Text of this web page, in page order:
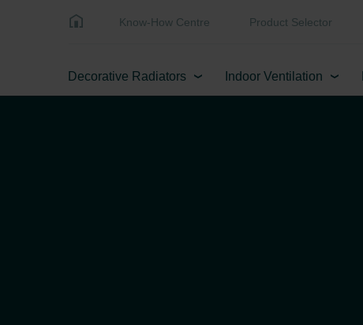
Know-How Centre Product Selector
Decorative Radiators Indoor Ventilation